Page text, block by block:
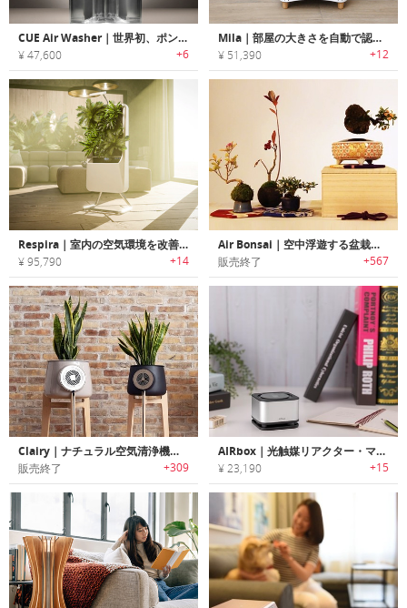
CUE Air Washer｜世界初、ポンプ不要・フィルター交換不要のエアウォッシャー、雨発想の2-in-1空気清浄＆加湿システム
¥ 47,600 +6
Mila｜部屋の大きさを自動で認識するスマート空気清浄機「ミラ」
¥ 51,390 +12
Respira｜室内の空気環境を改善する空気洗浄ガーデン「レスピラ」
¥ 95,790 +14
Air Bonsai｜空中浮遊する盆栽「エアーボンサイ」
販売終了 +567
Clairy｜ナチュラル空気清浄機「クレイリー」
販売終了 +309
AIRbox｜光触媒リアクター・マイナスイオンジェネレータ搭載手のひらサイズ空気清浄機「エアボックス」
¥ 23,190 +15